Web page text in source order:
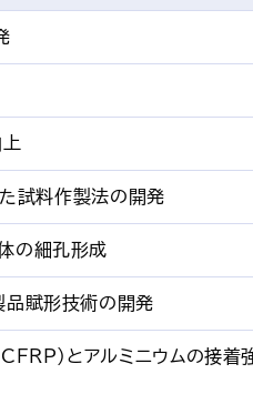
試料作製法の開発
の細孔形成
品賦形技術の開発
）とアルミニウムの接着